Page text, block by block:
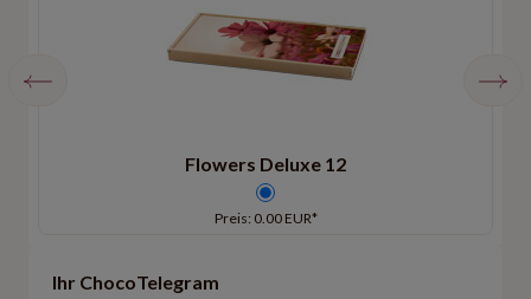
Flowers Deluxe 12
Preis: 0.00 EUR*
Ihr ChocoTelegram